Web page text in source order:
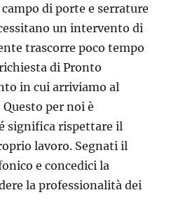
di porte e serrature
un intervento di
trascorre poco tempo
di Pronto
in cui arriviamo al
per noi è
significa rispettare il
lavoro. Segnati il
e concedici la
la professionalità dei